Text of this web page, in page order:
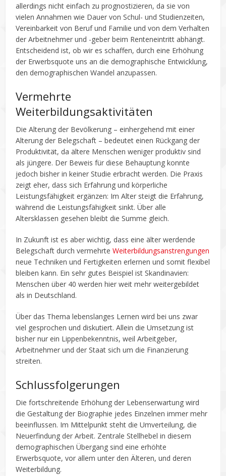
allerdings nicht einfach zu prognostizieren, da sie von
vielen Annahmen wie Dauer von Schul- und Studienzeiten,
Vereinbarkeit von Beruf und Familie und von dem Verhalten
der Arbeitnehmer und -geber beim Renteneintritt abhängt.
Entscheidend ist, ob wir es schaffen, durch eine Erhöhung
der Erwerbsquote uns an die demographische Entwicklung,
den demographischen Wandel anzupassen.
Vermehrte
Weiterbildungsaktivitäten
Die Alterung der Bevölkerung – einhergehend mit einer
Alterung der Belegschaft – bedeutet einen Rückgang der
Produktivität, da ältere Menschen weniger produktiv sind
als jüngere. Der Beweis für diese Behauptung konnte
jedoch bisher in keiner Studie erbracht werden. Die Praxis
zeigt eher, dass sich Erfahrung und körperliche
Leistungsfähigkeit ergänzen: Im Alter steigt die Erfahrung,
während die Leistungsfähigkeit sinkt. Über alle
Altersklassen gesehen bleibt die Summe gleich.
In Zukunft ist es aber wichtig, dass eine älter werdende
Belegschaft durch vermehrteWeiterbildungsanstrengungen
neue Techniken und Fertigkeiten erlernen und somit flexibel
bleiben kann. Ein sehr gutes Beispiel ist Skandinavien:
Menschen über 40 werden hier weit mehr weitergebildet
als in Deutschland.
Über das Thema lebenslanges Lernen wird bei uns zwar
viel gesprochen und diskutiert. Allein die Umsetzung ist
bisher nur ein Lippenbekenntnis, weil Arbeitgeber,
Arbeitnehmer und der Staat sich um die Finanzierung
streiten.
Schlussfolgerungen
Die fortschreitende Erhöhung der Lebenserwartung wird
die Gestaltung der Biographie jedes Einzelnen immer mehr
beeinflussen. Im Mittelpunkt steht die Umverteilung, die
Neuerfindung der Arbeit. Zentrale Stellhebel in diesem
demographischen Übergang sind eine erhöhte
Erwerbsquote, vor allem unter den Älteren, und deren
Weiterbildung.